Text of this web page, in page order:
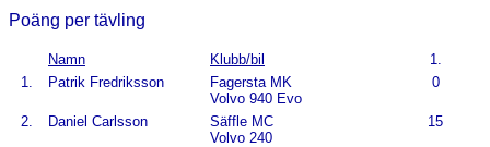
Poäng per tävling
Namn Klubb/bil
1.
1.
Patrik Fredriksson
Fagersta MK
Volvo 940 Evo
0
2. Daniel Carlsson
Säffle MC
Volvo 240
15